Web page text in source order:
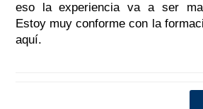
eso la experiencia va a ser
Estoy muy conforme con la
aquí.